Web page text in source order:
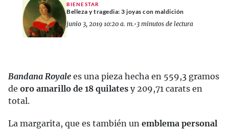
BIENESTAR
Belleza y tragedia: 3 joyas con maldición
junio 3, 2019 10:20 a. m.•3 minutos de lectura
Bandana Royale es una pieza hecha en 559,3 gramos
de oro amarillo de 18 quilates y 209,71 carats en
total.
La margarita, que es también un emblema personal